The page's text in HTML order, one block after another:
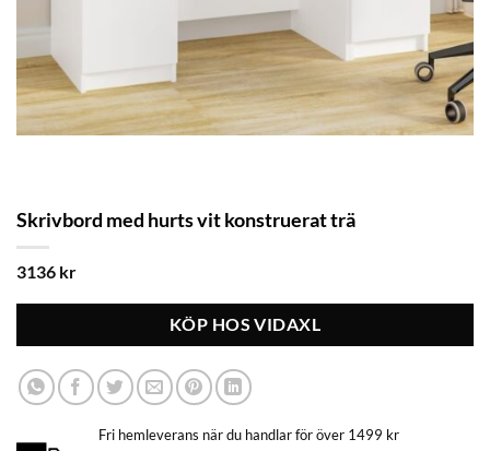
Skrivbord med hurts vit konstruerat trä
3136 kr
KÖP HOS VIDAXL
Fri hemleverans när du handlar för över 1499 kr